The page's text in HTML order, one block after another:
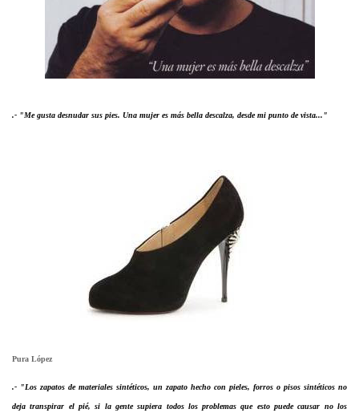
.- "Me gusta desnudar sus pies. Una mujer es más bella descalza, desde mi punto de vista..."
Pura López
.- "Los zapatos de materiales sintéticos, un zapato hecho con pieles, forros o pisos sintéticos no
deja transpirar el pié, si la gente supiera todos los problemas que esto puede causar no los